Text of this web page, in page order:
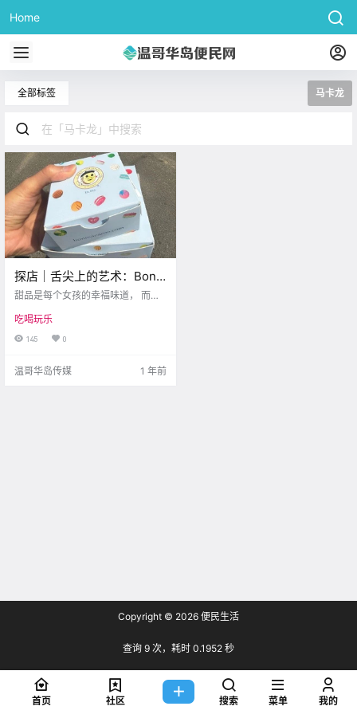
Home
全部标签 马卡龙
探店｜舌尖上的艺术：Bon
Macaron 的法式马卡龙之旅
甜品是每个女孩的幸福味道， 而马
ron总是与精致、甜美和多彩联系在
一起。 这家由两位热爱法式甜点的
了众多甜点爱.
吃喝玩乐
145 0
温哥华岛传媒 1 年前
Copyright © 2026 便民生活
查询 9 次，耗时 0.1952 秒
首页 社区 搜索 菜单 我的